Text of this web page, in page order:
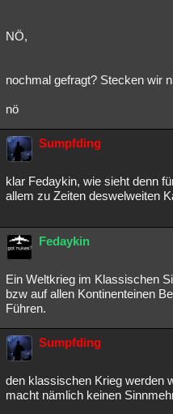
NÖ,
nochmal gefragt? Stecken wir
nö
Sumpfding
klar Fedaykin, wie sieht denn
allem zu Zeiten deswelweiten
Fedaykin
Ein Weltkrieg im Klassischen
bzw auf allen Kontinenteinen
Führen.
Sumpfding
den klassischen Krieg werden
macht nämlich keinen